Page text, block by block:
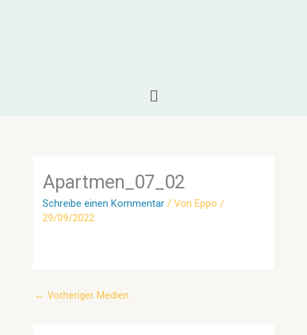
Menü
Apartmen_07_02
Schreibe einen Kommentar / VonEppo/
29/09/2022
← Vorheriger Medien